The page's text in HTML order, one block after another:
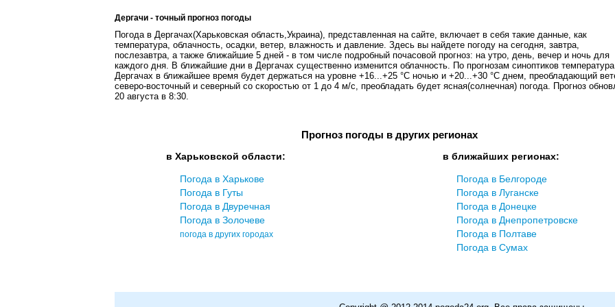
Дергачи - точный прогноз погоды
Погода в Дергачах(Харьковская область,Украина), представленная на сайте, включает в себя такие данные, как
температура, облачность, осадки, ветер, влажность и давление. Здесь вы найдете погоду на сегодня, завтра,
послезавтра, а также ближайшие 5 дней - в том числе подробный почасовой прогноз: на утро, день, вечер и ночь для
каждого дня. В ближайшие дни в Дергачах существенно изменится облачность. По прогнозам синоптиков
Дергачах в ближайшее время будет держаться на уровне +16...+25 °C ночью и +20...+30 °C днем, преобладающий
северо-восточный и северный со скоростью от 1 до 4 м/с, преобладать будет ясная(солнечная) погода. Прогноз
20 августа в 8:30.
Прогноз погоды в других регионах
в Харьковской области:
Погода в Харькове
Погода в Гуты
Погода в Двуречная
Погода в Золочеве
погода в других городах
в ближайших регионах:
Погода в Белгороде
Погода в Луганске
Погода в Донецке
Погода в Днепропетровске
Погода в Полтаве
Погода в Сумах